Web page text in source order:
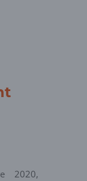
2020,